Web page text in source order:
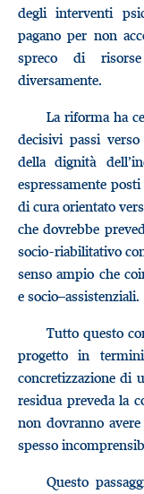
degli interventi
pagano per non
spreco di
diversamente.
La riforma ha
decisivi passi
della dignità
espressamente
di cura orientato
che dovrebbe
socio-riabilitativo
senso ampio che
e socio–assistenziali.
Tutto questo
progetto in
concretizzazione di
residua preveda la
non dovranno
spesso
Questo